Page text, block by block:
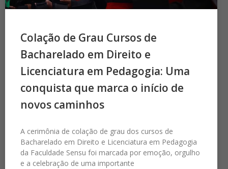
Colação de Grau Cursos de
Bacharelado em Direito e
Licenciatura em Pedagogia: Uma
conquista que marca o início de
novos caminhos
A cerimônia de colação de grau dos cursos de
Bacharelado em Direito e Licenciatura em Pedagogia
da Faculdade Sensu foi marcada por emoção, orgulho
e a celebração de uma importante